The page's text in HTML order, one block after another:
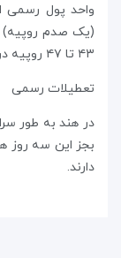
واحد پول رسمی
(یک صدم روپیه)
۴۳ تا ۴۷ روپیه در نوسان است.
تعطیلات رسمی
در هند به‌ طور
بجز این سه روز
دارند.